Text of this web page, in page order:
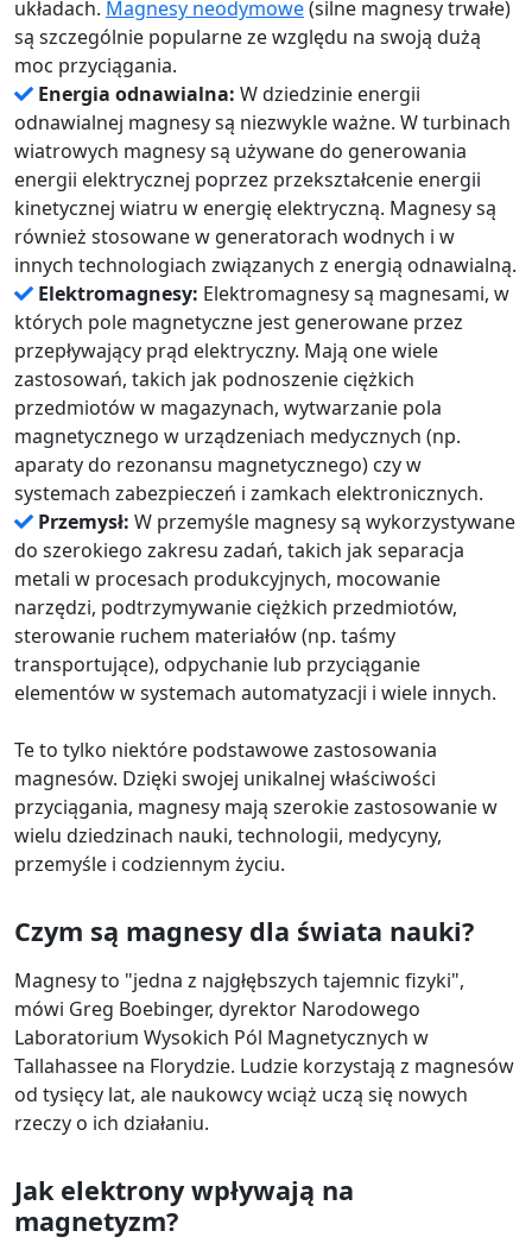
układach. Magnesy neodymowe(silne magnesy trwałe)
są szczególnie popularne ze względu na swoją dużą
moc przyciągania.
Energia odnawialna: W dziedzinie energii
odnawialnej magnesy są niezwykle ważne. W turbinach
wiatrowych magnesy są używane do generowania
energii elektrycznej poprzez przekształcenie energii
kinetycznej wiatru w energię elektryczną. Magnesy są
również stosowane w generatorach wodnych i w
innych technologiach związanych z energią odnawialną.
Elektromagnesy: Elektromagnesy są magnesami, w
których pole magnetyczne jest generowane przez
przepływający prąd elektryczny. Mają one wiele
zastosowań, takich jak podnoszenie ciężkich
przedmiotów w magazynach, wytwarzanie pola
magnetycznego w urządzeniach medycznych (np.
aparaty do rezonansu magnetycznego) czy w
systemach zabezpieczeń i zamkach elektronicznych.
Przemysł: W przemyśle magnesy są wykorzystywane
do szerokiego zakresu zadań, takich jak separacja
metali w procesach produkcyjnych, mocowanie
narzędzi, podtrzymywanie ciężkich przedmiotów,
sterowanie ruchem materiałów (np. taśmy
transportujące), odpychanie lub przyciąganie
elementów w systemach automatyzacji i wiele innych.
Te to tylko niektóre podstawowe zastosowania
magnesów. Dzięki swojej unikalnej właściwości
przyciągania, magnesy mają szerokie zastosowanie w
wielu dziedzinach nauki, technologii, medycyny,
przemyśle i codziennym życiu.
Czym są magnesy dla świata nauki?
Magnesy to "jedna z najgłębszych tajemnic fizyki",
mówi Greg Boebinger, dyrektor Narodowego
Laboratorium Wysokich Pól Magnetycznych w
Tallahassee na Florydzie. Ludzie korzystają z magnesów
od tysięcy lat, ale naukowcy wciąż uczą się nowych
rzeczy o ich działaniu.
Jak elektrony wpływają na
magnetyzm?